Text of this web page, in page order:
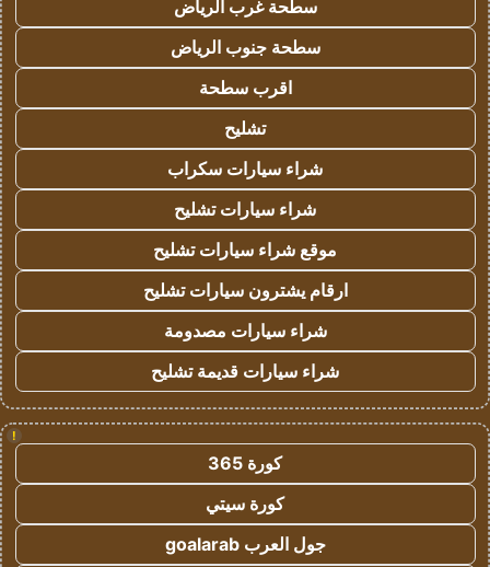
سطحة غرب الرياض
سطحة جنوب الرياض
اقرب سطحة
تشليح
شراء سيارات سكراب
شراء سيارات تشليح
موقع شراء سيارات تشليح
ارقام يشترون سيارات تشليح
شراء سيارات مصدومة
شراء سيارات قديمة تشليح
!
كورة 365
كورة سيتي
جول العرب goalarab